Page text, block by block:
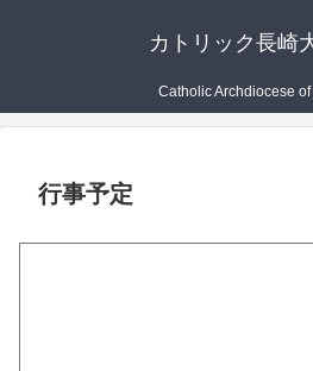
カトリック長崎
Catholic Archdiocese
行事予定